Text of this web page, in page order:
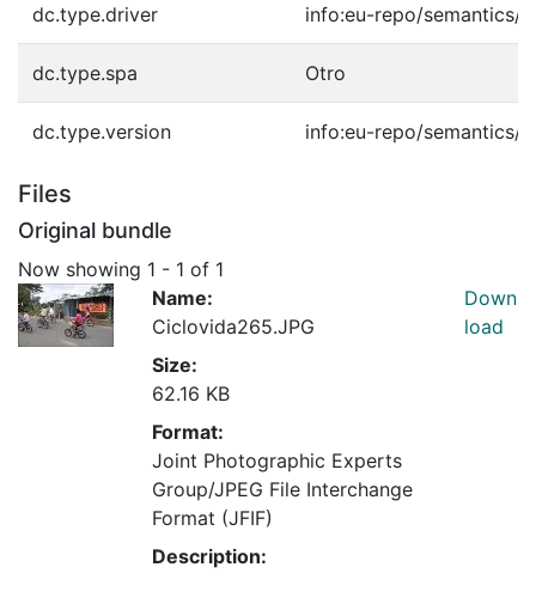
dc.type.driver info:eu-repo/semantics/
dc.type.spa Otro
dc.type.version info:eu-repo/semantics/
Files
Original bundle
Now showing 1 - 1 of 1
Name:
Ciclovida265.JPG
Size:
62.16 KB
Format:
Joint Photographic Experts
Group/JPEG File Interchange
Format (JFIF)
Description:
Down
load